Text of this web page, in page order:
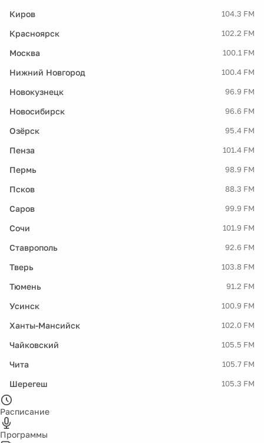
Киров 104.3 FM
Красноярск 102.2 FM
Москва 100.1 FM
Нижний Новгород 100.4 FM
Новокузнецк 96.9 FM
Новосибирск 96.6 FM
Озёрск 95.4 FM
Пенза 101.4 FM
Пермь 98.9 FM
Псков 88.3 FM
Саров 99.9 FM
Сочи 101.9 FM
Ставрополь 92.6 FM
Тверь 103.8 FM
Тюмень 91.2 FM
Усинск 100.9 FM
Ханты-Мансийск 102.0 FM
Чайковский 105.5 FM
Чита 105.7 FM
Шерегеш 105.3 FM
Расписание
Программы